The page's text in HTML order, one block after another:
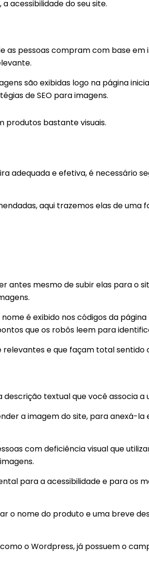
acessibilidade do seu site.
as pessoas compram com base em
são exibidas logo na página
de SEO para imagens.
produtos bastante visuais.
adequada e efetiva, é necessário
aqui trazemos elas de uma
antes mesmo de subir elas para o
é exibido nos códigos da
que os robôs leem para
e que façam total sentido
textual que você associa a
a imagem do site, para anexá-la
com deficiência visual que
para a acessibilidade e para os
o nome do produto e uma breve
o Wordpress, já possuem o